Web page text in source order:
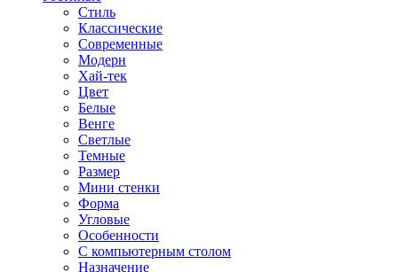
Стиль
Классические
Современные
Модерн
Хай-тек
Цвет
Белые
Венге
Светлые
Темные
Размер
Мини стенки
Форма
Угловые
Особенности
С компьютерным столом
Назначение